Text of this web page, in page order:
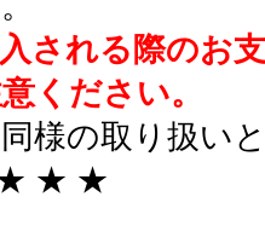
される際のお
ください。
様の取り扱い
★